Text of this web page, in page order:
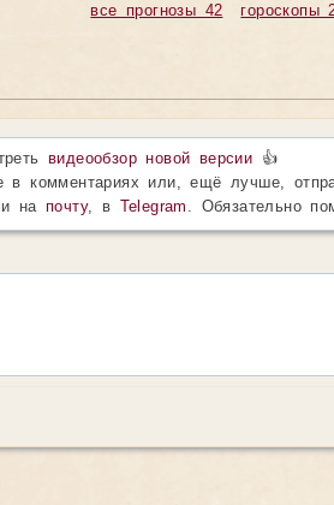
гороскопы
все прогнозы 42
видеообзор новой версии 👍
в комментариях или, ещё лучше,
напочту, в Telegram . Обязательно